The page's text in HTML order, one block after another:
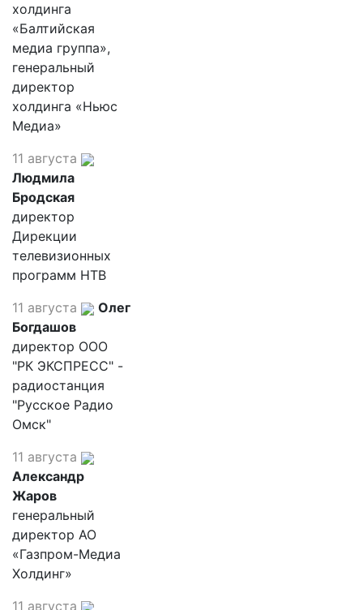
холдинга
«Балтийская
медиа группа»,
генеральный
директор
холдинга «Ньюс
Медиа»
11 августа
Людмила
Бродская
директор
Дирекции
телевизионных
программ НТВ
11 августа
Олег
Богдашов
директор ООО
"РК ЭКСПРЕСС" -
радиостанция
"Русское Радио
Омск"
11 августа
Александр
Жаров
генеральный
директор АО
«Газпром-Медиа
Холдинг»
11 августа